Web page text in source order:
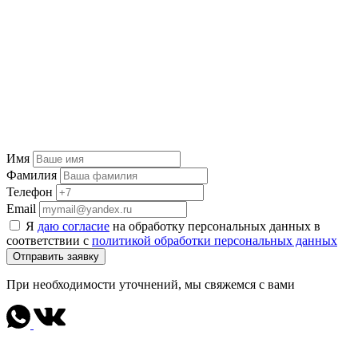
Имя
Фамилия
Телефон
Email
Я даю согласие на обработку персональных данных в
соответствии с политикой обработки персональных данных
Отправить заявку
При необходимости уточнений, мы свяжемся с вами